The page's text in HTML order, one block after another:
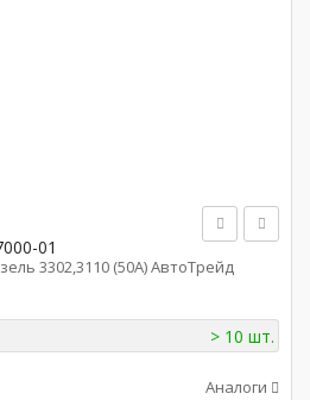
01
3302,3110 (50А) АвтоТрейд
> 10 шт.
Аналоги